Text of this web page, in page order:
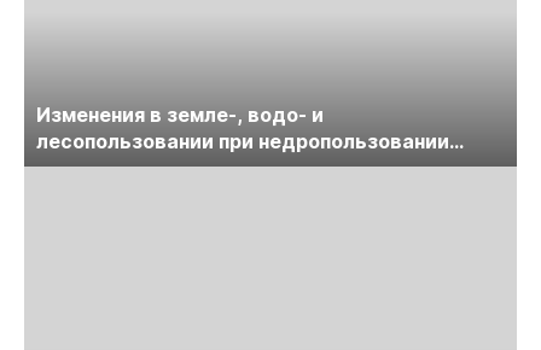
Изменения в земле-, водо- и
лесопользовании при недропользовании
обсудят на семинаре «ПравоТЭК»